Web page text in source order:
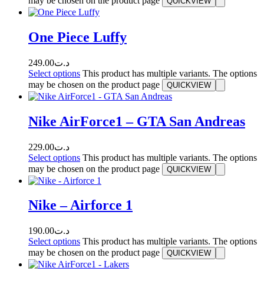
One Piece Luffy
د.ت249.00
Select options This product has multiple variants. The options
may be chosen on the product page
QUICKVIEW
Nike AirForce1 – GTA San Andreas
د.ت229.00
Select options This product has multiple variants. The options
may be chosen on the product page
QUICKVIEW
Nike – Airforce 1
د.ت190.00
Select options This product has multiple variants. The options
may be chosen on the product page
QUICKVIEW